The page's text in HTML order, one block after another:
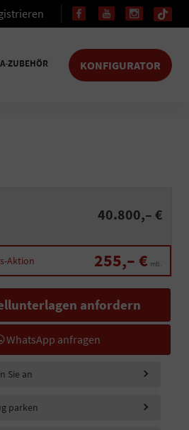
ZUBEHÖR KONFIGURATOR
40.800,– €
255,– € mtl.
Aktion
WhatsApp anfragen
anfordern
Sie an
parken